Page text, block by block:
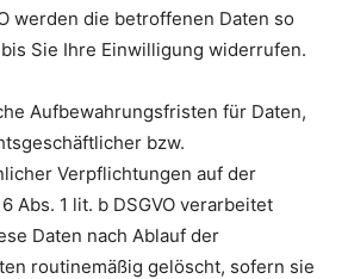
werden die betroffenen Daten so
Sie Ihre Einwilligung widerrufen.
Aufbewahrungsfristen für Daten,
bzw.
Verpflichtungen auf der
Abs. 1 lit. b DSGVO verarbeitet
Daten nach Ablauf der
routinemäßig gelöscht, sofern sie